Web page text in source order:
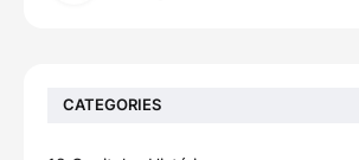
CATEGORIES